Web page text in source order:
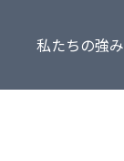
私たちの強み